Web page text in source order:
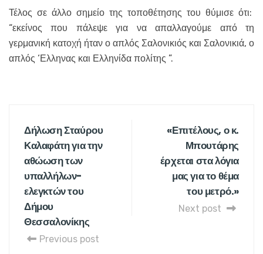
Τέλος σε άλλο σημείο της τοποθέτησης του θύμισε ότι:
“εκείνος που πάλεψε για να απαλλαγούμε από τη
γερμανική κατοχή ήταν ο απλός Σαλονικιός και Σαλονικιά, ο
απλός ‘Ελληνας και Ελληνίδα πολίτης ”.
Δήλωση Σταύρου
Καλαφάτη για την
αθώωση των
υπαλλήλων-
ελεγκτών του
Δήμου
Θεσσαλονίκης
Previous post
«Επιτέλους, ο κ.
Μπουτάρης
έρχεται στα λόγια
μας για το θέμα
του μετρό.»
Next post